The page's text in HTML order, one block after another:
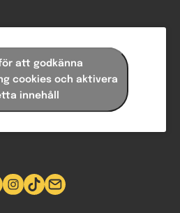
att godkänna
cookies och aktivera
innehåll